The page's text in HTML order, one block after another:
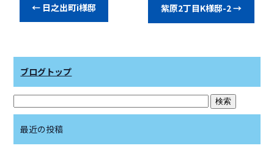
e
o
o
k
er
← 日之出町i様邸 紫原2丁目K様邸-2→
ブログトップ
最近の投稿